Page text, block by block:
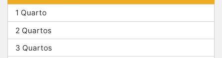
1 Quarto
2 Quartos
3 Quartos